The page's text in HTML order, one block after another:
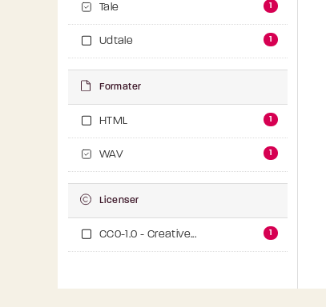
Tale 1
Udtale 1
Formater
HTML 1
WAV 1
Licenser
CC0-1.0 - Creative... 1